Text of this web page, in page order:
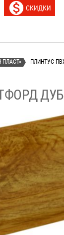
СКИДКИ
ПЛАСТ» ПЛИНТУС
ДУБ